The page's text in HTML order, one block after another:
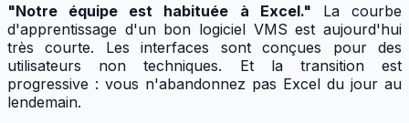
"Notre équipe est habituée à Excel." La courbe
d'apprentissage d'un bon logiciel VMS est aujourd'hui
très courte. Les interfaces sont conçues pour des
utilisateurs non techniques. Et la transition est
progressive : vous n'abandonnez pas Excel du jour au
lendemain.